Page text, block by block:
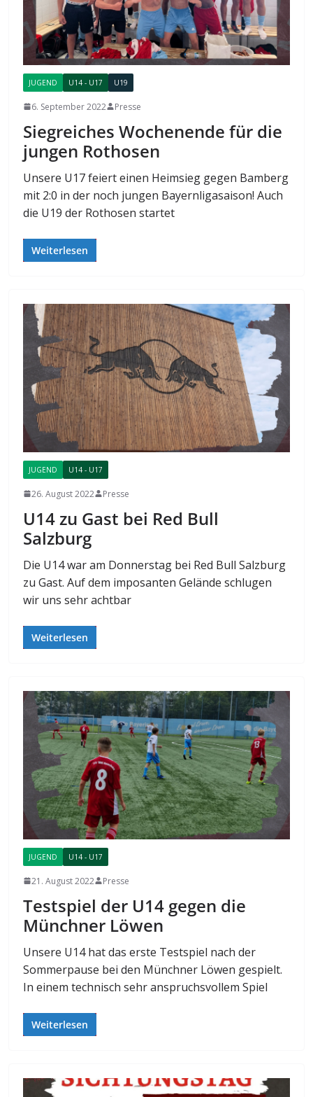
JUGEND U14 - U17 U19
6. September 2022 Presse
Siegreiches Wochenende für die
jungen Rothosen
Unsere U17 feiert einen Heimsieg gegen Bamberg
mit 2:0 in der noch jungen Bayernligasaison! Auch
die U19 der Rothosen startet
Weiterlesen
JUGEND U14 - U17
26. August 2022 Presse
U14 zu Gast bei Red Bull
Salzburg
Die U14 war am Donnerstag bei Red Bull Salzburg
zu Gast. Auf dem imposanten Gelände schlugen
wir uns sehr achtbar
Weiterlesen
JUGEND U14 - U17
21. August 2022 Presse
Testspiel der U14 gegen die
Münchner Löwen
Unsere U14 hat das erste Testspiel nach der
Sommerpause bei den Münchner Löwen gespielt.
In einem technisch sehr anspruchsvollem Spiel
Weiterlesen